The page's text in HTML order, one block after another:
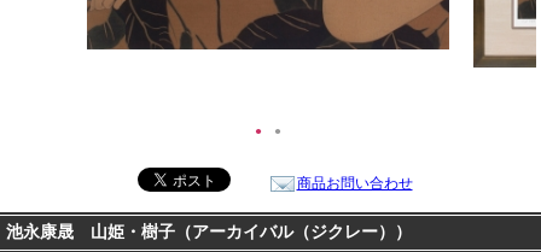
● ●
商品お問い合わせ
池永康晟 山姫・樹子（アーカイバル（ジクレー））